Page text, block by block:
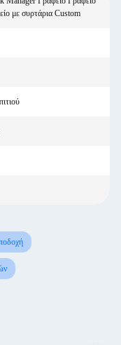
με συρτάρια Custom